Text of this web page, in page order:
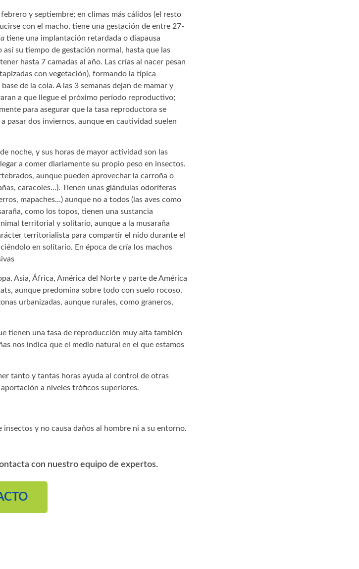
y septiembre; en climas más cálidos (el resto
con el macho, tiene una gestación de entre 27-
tiene una implantación retardada o diapausa
su tiempo de gestación normal, hasta que las
hasta 7 camadas al año. Las crías al nacer pesan
con vegetación), formando la típica
de la cola. A las 3 semanas dejan de mamar y
a que llegue el próximo período reproductivo;
para asegurar que la tasa reproductora se
pasar dos inviernos, aunque en cautividad suelen
noche, y sus horas de mayor actividad son las
a comer diariamente su propio peso en insectos.
aunque pueden aprovechar la carroña o
caracoles...). Tienen unas glándulas odoríferas
mapaches...) aunque no a todos (las aves como
como los topos, tienen una sustancia
territorial y solitario, aunque a la musaraña
territorialista para compartir el nido durante el
en solitario. En época de cría los machos
Asia, África, América del Norte y parte de América
aunque predomina sobre todo con suelo rocoso,
urbanizadas, aunque rurales, como graneros,
tienen una tasa de reproducción muy alta también
nos indica que el medio natural en el que estamos
tanto y tantas horas ayuda al control de otras
a niveles tróficos superiores.
y no causa daños al hombre ni a su entorno.
con nuestro equipo de expertos.